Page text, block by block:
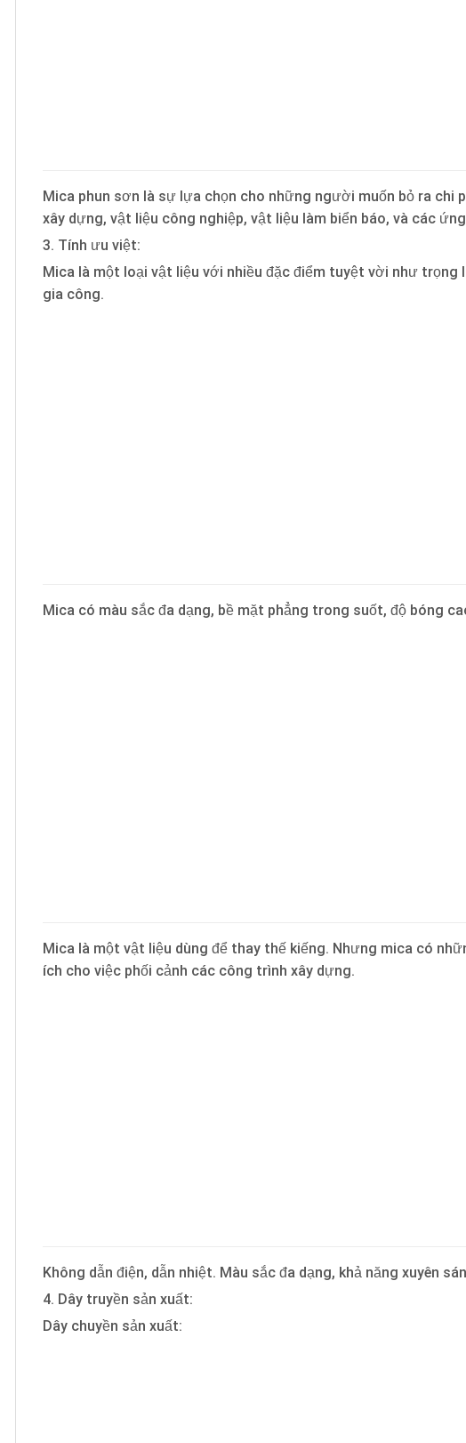
Mica phun sơn là sự lựa chọn cho những người muốn bỏ ra
xây dựng, vật liệu công nghiệp, vật liệu làm biển báo, và các
3. Tính ưu việt:
Mica là một loại vật liệu với nhiều đặc điểm tuyệt vời như
gia công.
Mica có màu sắc đa dạng, bề mặt phẳng trong suốt, độ bóng
Mica là một vật liệu dùng để thay thế kiếng. Nhưng mica có
ích cho việc phối cảnh các công trình xây dựng.
Không dẫn điện, dẫn nhiệt. Màu sắc đa dạng, khả năng xuyên
4. Dây truyền sản xuất:
Dây chuyền sản xuất: